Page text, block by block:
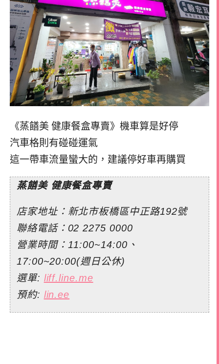
《蒸饍美 ️健康餐盒專賣》機車算是好停
汽車格則有碰碰運氣
這一帶車流量蠻大的，建議停好車再購買
蒸饍美 ️健康餐盒專賣
店家地址：新北市板橋區中正路192號
聯絡電話：02 2275 0000
營業時間：11:00~14:00、
17:00~20:00(週日公休)
選單: liff.line.me
預約: lin.ee